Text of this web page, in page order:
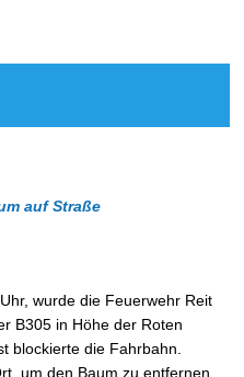
auf Straße
wurde die Feuerwehr Reit
B305 in Höhe der Roten
blockierte die Fahrbahn.
um den Baum zu entfernen